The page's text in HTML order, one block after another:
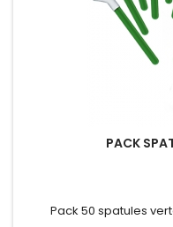
PACK
Pack 50 spatules